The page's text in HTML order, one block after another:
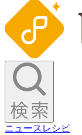
ニュース レシピ